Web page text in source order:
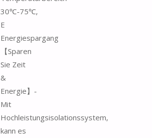
30℃-75℃,
E
Energiespargang
【Sparen
Sie Zeit
&
Energie】-
Mit
Hochleistungsisolationssystem,
kann es